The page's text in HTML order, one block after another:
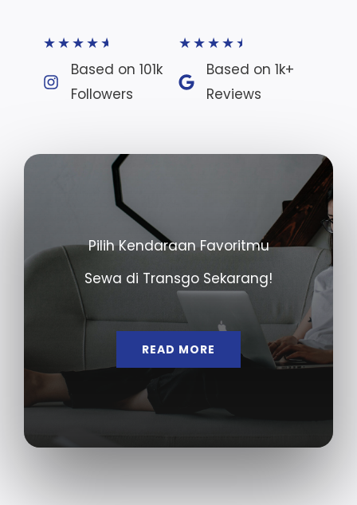
★★★★★
Based on 101k
Followers​
★★★★★
Based on 1k+
Reviews​
Pilih Kendaraan Favoritmu
Sewa di Transgo Sekarang!
READ MORE